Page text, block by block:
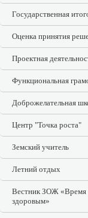
Государственная
Оценка принятия
Проектная
Функциональная
Доброжелательная
Центр "Точка роста"
Земский учитель
Летний отдых
Вестник ЗОЖ «Время
здоровым»